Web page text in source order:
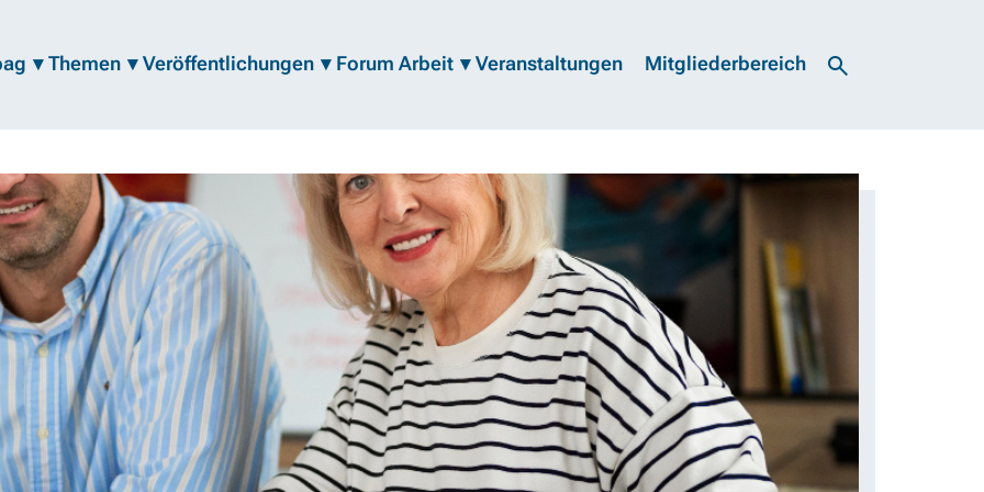
Themen Veröffentlichungen Forum Arbeit Veranstaltungen Mitgliederbereich